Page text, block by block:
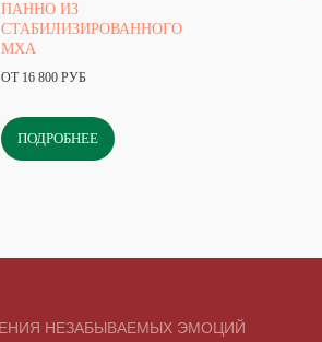
ПАННО ИЗ
СТАБИЛИЗИРОВАННОГО
МХА
ОТ 16 800 РУБ
ПОДРОБНЕЕ